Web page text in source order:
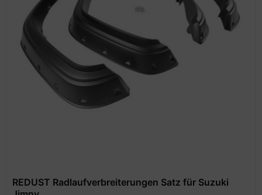
REDUST Radlaufverbreiterungen Satz für Suzuki